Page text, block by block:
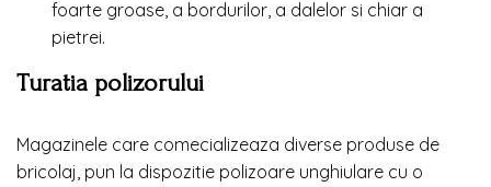
foarte groase, a bordurilor, a dalelor si chiar a
pietrei.
Turatia polizorului
Magazinele care comecializeaza diverse produse de
bricolaj, pun la dispozitie polizoare unghiulare cu o